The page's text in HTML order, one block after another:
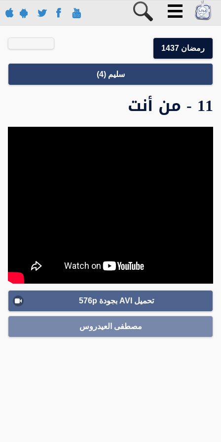
رمضان 1437
سليم (4)
11 - من أنت
تحميل AVI بجودة 576p
مصطفى العيدروس